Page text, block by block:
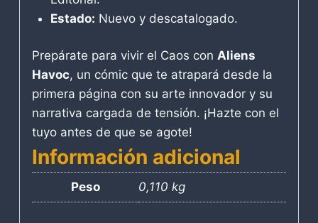
Estado: Nuevo y descatalogado.
Prepárate para vivir el Caos con Aliens
Havoc, un cómic que te atrapará desde la
primera página con su arte innovador y su
narrativa cargada de tensión. ¡Hazte con el
tuyo antes de que se agote!
Información adicional
Peso 0,110 kg